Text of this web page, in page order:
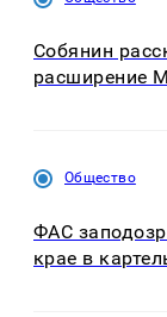
Собянин
расширение
Общество
ФАС
крае в